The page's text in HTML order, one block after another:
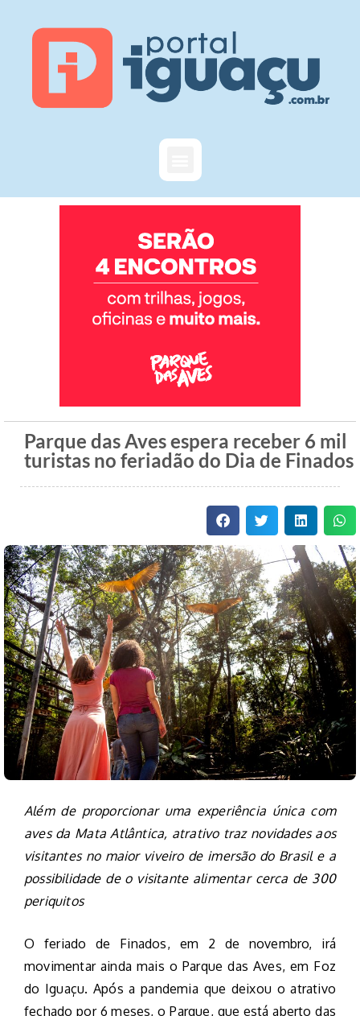
Parque das Aves espera receber 6 mil
turistas no feriadão do Dia de Finados
Além de proporcionar uma experiência única com
aves da Mata Atlântica, atrativo traz novidades aos
visitantes no maior viveiro de imersão do Brasil e a
possibilidade de o visitante alimentar cerca de 300
periquitos
O feriado de Finados, em 2 de novembro, irá
movimentar ainda mais o Parque das Aves, em Foz
do Iguaçu. Após a pandemia que deixou o atrativo
fechado por 6 meses, o Parque, que está aberto das